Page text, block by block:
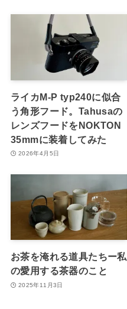
ライカM-P typ240に似合
う角形フード。Tahusaの
レンズフードをNOKTON
35mmに装着してみた
2026年4月5日
お茶を淹れる道具たちー私
の愛用する茶器のこと
2025年11月3日